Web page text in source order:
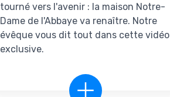
tourné vers l'avenir : la maison Notre-
Dame de l'Abbaye va renaître. Notre
évêque vous dit tout dans cette vidéo
exclusive.